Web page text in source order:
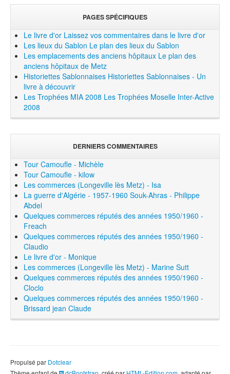
PAGES SPÉCIFIQUES
Le livre d'or Laissez vos commentaires dans le livre d'or
Les lieux du Sablon Le plan des lieux du Sablon
Les emplacements des anciens hôpitaux Le plan des
anciens hôpitaux de Metz
Historiettes Sablonnaises Historiettes Sablonnaises - Un
livre à découvrir
Les Trophées MIA 2008 Les Trophées Moselle Inter-Active
2008
DERNIERS COMMENTAIRES
Tour Camoufle - Michèle
Tour Camoufle - kilow
Les commerces (Longeville lès Metz) - Isa
La guerre d'Algérie - 1957-1960 Souk-Ahras - Philippe
Abdel
Quelques commerces réputés des années 1950/1960 -
Freach
Quelques commerces réputés des années 1950/1960 -
Claudio
Le livre d'or - Monique
Les commerces (Longeville lès Metz) - Marine Sutt
Quelques commerces réputés des années 1950/1960 -
Cloclo
Quelques commerces réputés des années 1950/1960 -
Brissard jean Claude
Propulsé par Dotclear